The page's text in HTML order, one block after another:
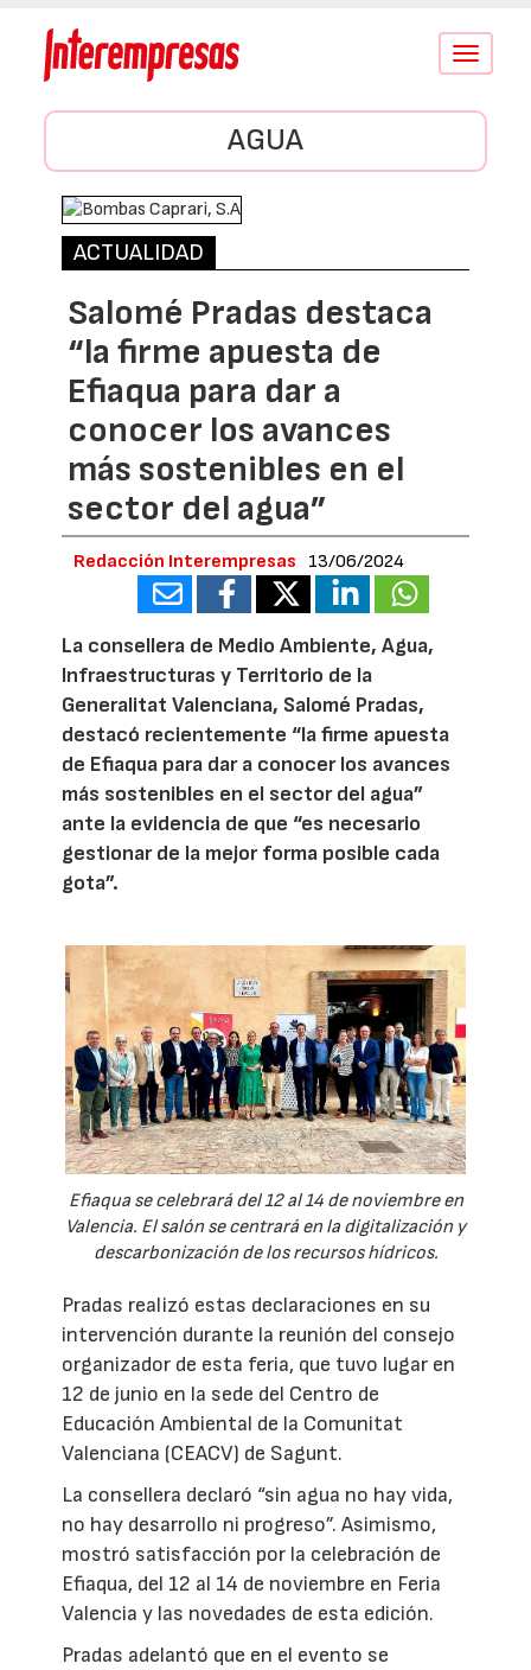
Conmutar
AGUA
ACTUALIDAD
Salomé Pradas destaca
“la firme apuesta de
Efiaqua para dar a
conocer los avances
más sostenibles en el
sector del agua”
Redacción Interempresas 13/06/2024
La consellera de Medio Ambiente, Agua,
Infraestructuras y Territorio de la
Generalitat Valenciana, Salomé Pradas,
destacó recientemente “la firme apuesta
de Efiaqua para dar a conocer los avances
más sostenibles en el sector del agua”
ante la evidencia de que “es necesario
gestionar de la mejor forma posible cada
gota”.
Efiaqua se celebrará del 12 al 14 de noviembre en
Valencia. El salón se centrará en la digitalización y
descarbonización de los recursos hídricos.
Pradas realizó estas declaraciones en su
intervención durante la reunión del consejo
organizador de esta feria, que tuvo lugar en
12 de junio en la sede del Centro de
Educación Ambiental de la Comunitat
Valenciana (CEACV) de Sagunt.
La consellera declaró “sin agua no hay vida,
no hay desarrollo ni progreso”. Asimismo,
mostró satisfacción por la celebración de
Efiaqua, del 12 al 14 de noviembre en Feria
Valencia y las novedades de esta edición.
Pradas adelantó que en el evento se